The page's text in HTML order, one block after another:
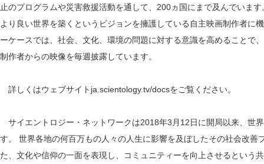
止のプログラムや災害救援活動を通して、200ヵ国にまで及んでいま
より良い世界を築くというビジョンを擁護している自主映画制作者に
ーケースでは、社会、文化、環境の問題に対する意識を高めることで
制作者からの映像を毎週披露しています。
詳しくはウェブサイトja.scientology.tv/docsをご覧ください。
サイエントロジー・ネットワークは2018年3月12日に開局以来、世
す。 世界各地の何百万もの人々の人生に影響を及ぼしたその社会改善
た、文化や信仰の一面を表現し、コミュニティーを向上させるという